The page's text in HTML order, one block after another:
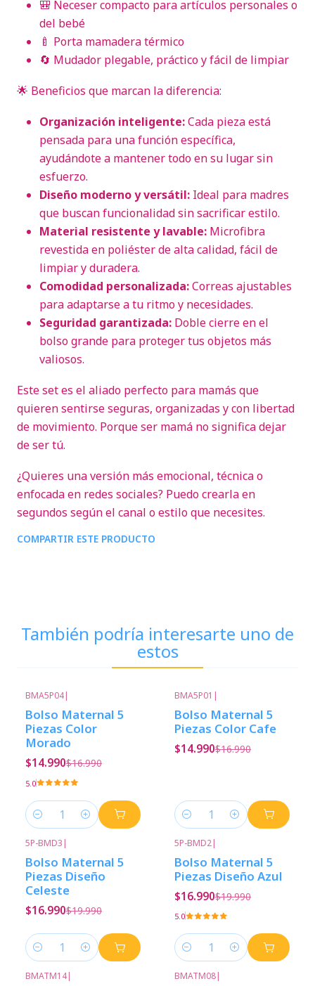
🎒 Neceser compacto para artículos personales o
del bebé
🍼 Porta mamadera térmico
🔄 Mudador plegable, práctico y fácil de limpiar
🌟 Beneficios que marcan la diferencia:
Organización inteligente:Cada pieza está
pensada para una función específica,
ayudándote a mantener todo en su lugar sin
esfuerzo.
Diseño moderno y versátil: Ideal para madres
que buscan funcionalidad sin sacrificar estilo.
Material resistente y lavable: Microfibra
revestida en poliéster de alta calidad, fácil de
limpiar y duradera.
Comodidad personalizada:Correas ajustables
para adaptarse a tu ritmo y necesidades.
Seguridad garantizada: Doble cierre en el
bolso grande para proteger tus objetos más
valiosos.
Este set es el aliado perfecto para mamás que
quieren sentirse seguras, organizadas y con libertad
de movimiento. Porque ser mamá no significa dejar
de ser tú.
¿Quieres una versión más emocional, técnica o
enfocada en redes sociales? Puedo crearla en
segundos según el canal o estilo que necesites.
COMPARTIR ESTE PRODUCTO
También podría interesarte uno de
estos
BMA5P04|
Bolso Maternal 5
Piezas Color
Morado
$14.990$16.990
5.0
Cantidad
BMA5P01 |
Bolso Maternal 5
Piezas Color Cafe
$14.990$16.990
Cantidad
5P-BMD3 |
Bolso Maternal 5
Piezas Diseño
Celeste
$16.990$19.990
Cantidad
5P-BMD2|
Bolso Maternal 5
Piezas Diseño Azul
$16.990$19.990
5.0
Cantidad
BMATM14| BMATM08|